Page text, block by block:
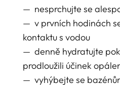
— nesprchujte se
— v prvních hodinách
kontaktu s vodou
— denně hydratujte
prodloužili účinek
— vyhýbejte se